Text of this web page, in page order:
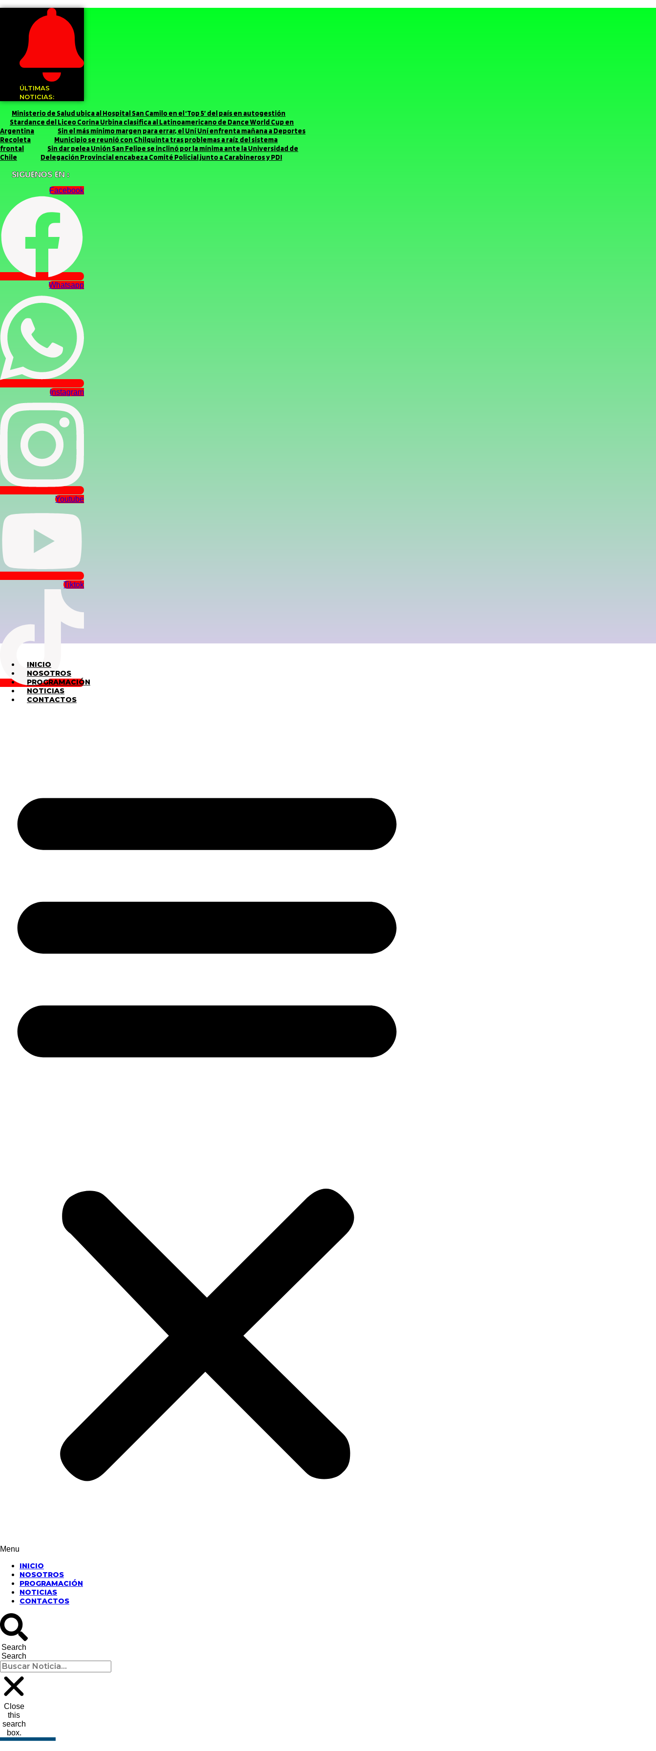
ÚLTIMAS
NOTICIAS:
Ministerio de Salud ubica al Hospital San Camilo en el ‘Top 5’ del país en autogestión
Stardance del Liceo Corina Urbina clasifica al Latinoamericano de Dance World Cup en
Argentina
Sin el más mínimo margen para errar, el Uní Uní enfrenta mañana a Deportes
Recoleta
Municipio se reunió con Chilquinta tras problemas a raíz del sistema
frontal
Sin dar pelea Unión San Felipe se inclinó por la mínima ante la Universidad de
Chile
Delegación Provincial encabeza Comité Policial junto a Carabineros y PDI
SIGUENOS EN :
Facebook
Whatsapp
Instagram
Youtube
Tiktok
INICIO
NOSOTROS
PROGRAMACIÓN
NOTICIAS
CONTACTOS
Menu
INICIO
NOSOTROS
PROGRAMACIÓN
NOTICIAS
CONTACTOS
Search
Search
Close
this
search
box.